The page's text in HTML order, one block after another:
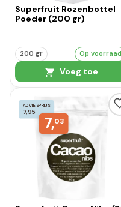
Superfruit Rozenbottel
Poeder (200 gr)
200 gr Op voorraad
Voeg toe
ADVIESPRIJS
7,95
7,03